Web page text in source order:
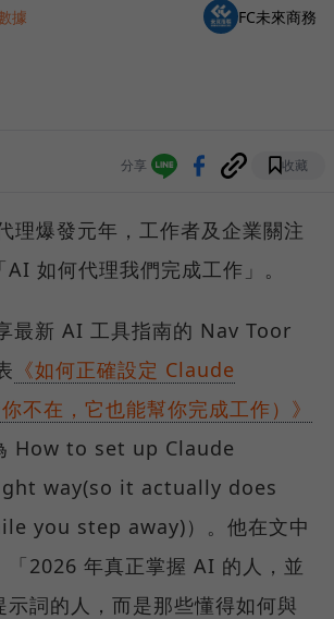
據 FC未來商務
分享 收藏
理爆發元年，工作者及企業關注
如何代理我們完成工作」。
最新 AI 工具指南的 Nav Toor
《如何正確設定 Claude
不在，它也能幫你完成工作）》
How to set up Claude
way(so it actually does
you step away)）。他在文中
「2026 年真正掌握 AI 的人，並
示詞的人，而是那些懂得如何與